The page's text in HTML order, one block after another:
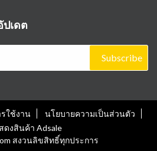
เดต
Subscribe
ใช้งาน
นโยบายความเป็นส่วนตัว
ดงสินค้า Adsale
สงวนลิขสิทธิ์ทุกประการ